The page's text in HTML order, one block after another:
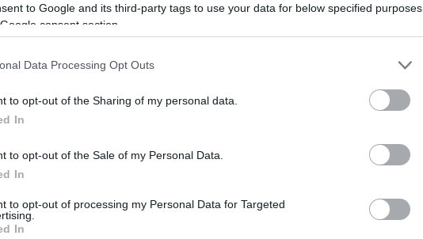
to Google and its third-party tags to use your data for below specified purposes
consent section.
Data Processing Opt Outs
to opt-out of the Sharing of my personal data.
In
to opt-out of the Sale of my Personal Data.
In
to opt-out of processing my Personal Data for Targeted
In
żoną
z komentarzami)